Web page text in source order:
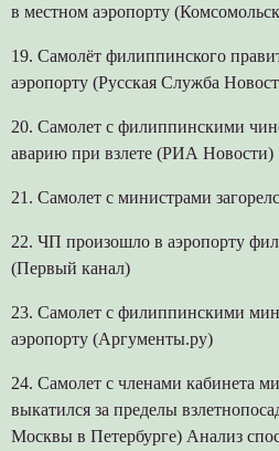
в местном аэропорту
19. Самолёт филиппинского
аэропорту (Русская Служба
20. Самолет с филиппинскими
аварию при взлете (РИА Новости)
21. Самолет с министрами
22. ЧП произошло в аэропорту
(Первый канал)
23. Самолет с филиппинскими
аэропорту (Аргументы.ру)
24. Самолет с членами кабинета
выкатился за пределы
Москвы в Петербурге) Анализ